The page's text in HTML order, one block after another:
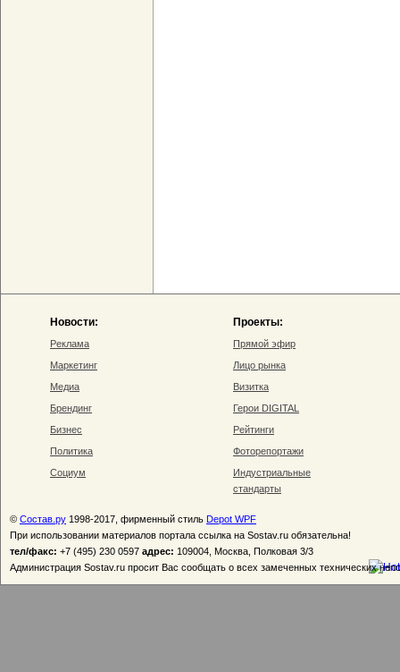
Новости:
Реклама
Маркетинг
Медиа
Брендинг
Бизнес
Политика
Социум
Проекты:
Прямой эфир
Лицо рынка
Визитка
Герои DIGITAL
Рейтинги
Фоторепортажи
Индустриальные
стандарты
© Состав.ру 1998-2017, фирменный стиль Depot WPF
При использовании материалов портала ссылка на Sostav.ru обязательна!
тел/факс: +7 (495) 230 0597 адрес: 109004, Москва, Полковая 3/3
Администрация Sostav.ru просит Вас сообщать о всех замеченных технических